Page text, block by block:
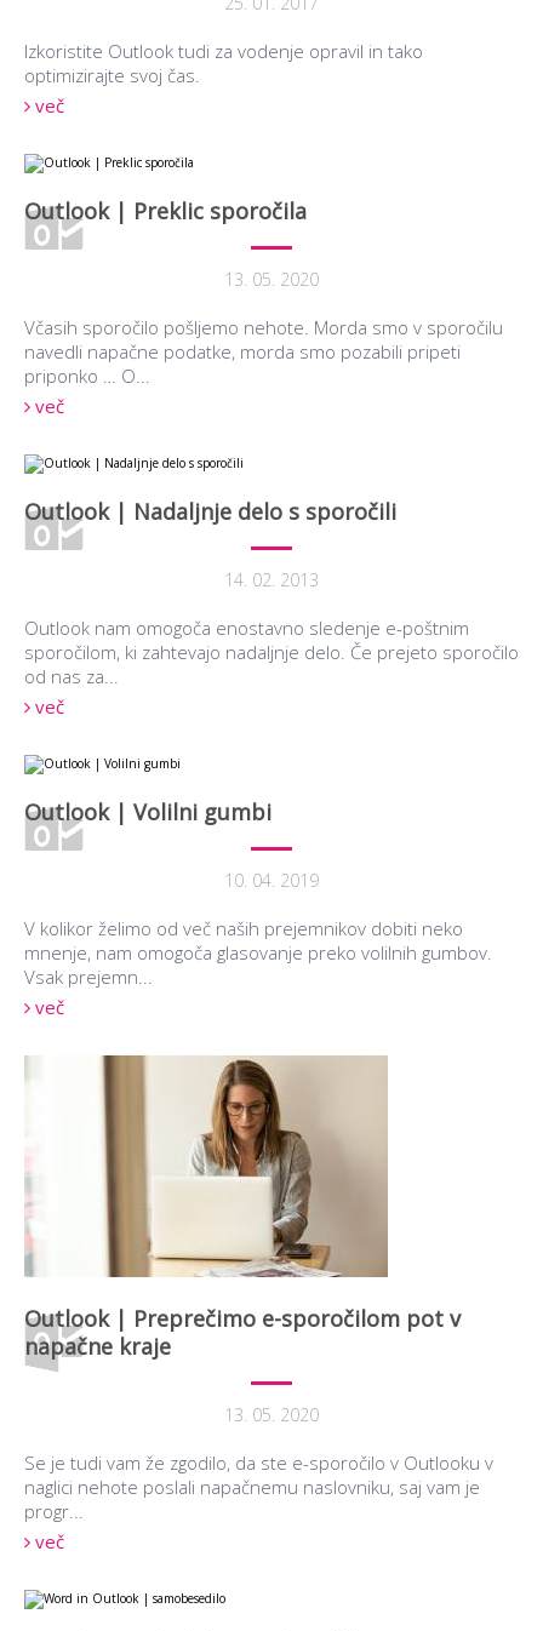
Izkoristite Outlook tudi za vodenje opravil in tako
optimizirajte svoj čas.
več
Outlook | Preklic sporočila
13. 05. 2020
Včasih sporočilo pošljemo nehote. Morda smo v sporočilu
navedli napačne podatke, morda smo pozabili pripeti
priponko … O...
več
Outlook | Nadaljnje delo s sporočili
14. 02. 2013
Outlook nam omogoča enostavno sledenje e-poštnim
sporočilom, ki zahtevajo nadaljnje delo. Če prejeto sporočilo
od nas za...
več
Outlook | Volilni gumbi
10. 04. 2019
V kolikor želimo od več naših prejemnikov dobiti neko
mnenje, nam omogoča glasovanje preko volilnih gumbov.
Vsak prejemn...
več
Outlook | Preprečimo e-sporočilom pot v
napačne kraje
13. 05. 2020
Se je tudi vam že zgodilo, da ste e-sporočilo v Outlooku v
naglici nehote poslali napačnemu naslovniku, saj vam je
progr...
več